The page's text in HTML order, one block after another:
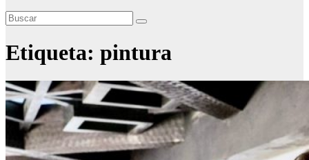
Etiqueta: pintura